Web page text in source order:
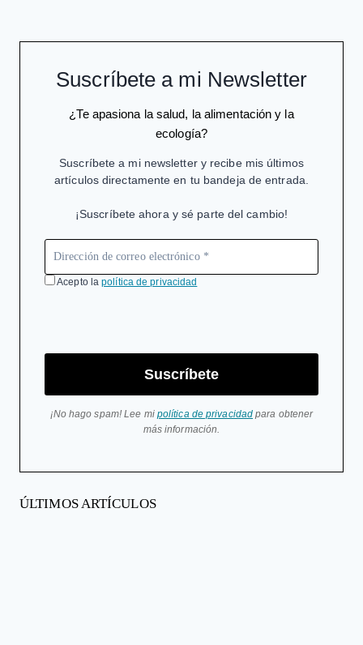
VACUNA
PAPILOMA
Suscríbete a mi Newsletter
¿Te apasiona la salud, la alimentación y la
ecología?
Suscríbete a mi newsletter y recibe mis últimos
artículos directamente en tu bandeja de entrada.
¡Suscríbete ahora y sé parte del cambio!
Acepto lapolítica de privacidad
Suscríbete
¡No hago spam! Lee mi política de privacidad para obtener
más información.
ÚLTIMOS ARTÍCULOS